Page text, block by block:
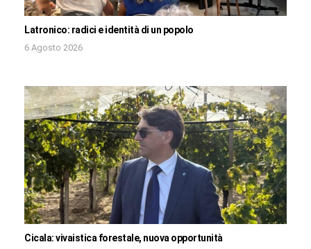
Latronico: radici e identità di un popolo
6 Agosto 2026
Cicala: vivaistica forestale, nuova opportunità